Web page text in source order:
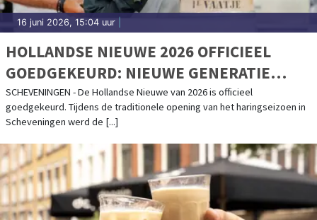
16 juni 2026, 15:04 uur
HOLLANDSE NIEUWE 2026 OFFICIEEL
GOEDGEKEURD: NIEUWE GENERATIE
GEEFT STARTSEIN VOOR HARINGSEIZOEN
SCHEVENINGEN - De Hollandse Nieuwe van 2026 is officieel
goedgekeurd. Tijdens de traditionele opening van het haringseizoen in
Scheveningen werd de [...]